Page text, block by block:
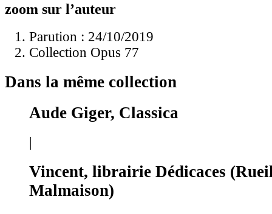
zoom sur l’auteur
Parution : 24/10/2019
Collection Opus 77
Dans la même collection
Aude Giger, Classica
|
Vincent, librairie Dédicaces
Malmaison)